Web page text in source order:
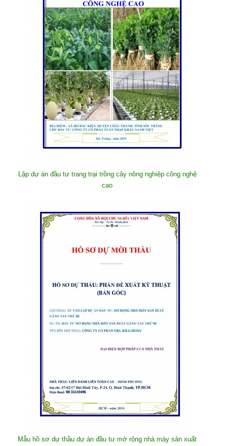
Lập dự án đầu tư trang trại trồng cây nông nghiệp công nghệ
cao
Mẫu hồ sơ dự thầu dự án đầu tư mở rộng nhà máy sản xuất